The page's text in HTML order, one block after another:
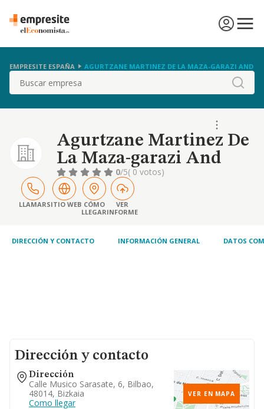
EMPRESITE ESPAÑA AGURTZANE MARTINEZ DE LA MAZA-GARAZI AND
Buscar
Agurtzane Martinez De
La Maza-garazi And
0/5( 0 votos)
LLAMARSITIO WEB CÓMO
LLEGAR
VER
INFORME
DIRECCIÓN Y CONTACTO INFORMACIÓN GENERAL DATOS
Dirección y contacto
Dirección
Calle Musico Sarasate, 6, Bilbao,
48014, Bizkaia
Como llegar
VER EN MAPA